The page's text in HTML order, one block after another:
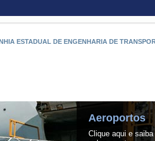
ESTADUAL DE ENGENHARIA DE